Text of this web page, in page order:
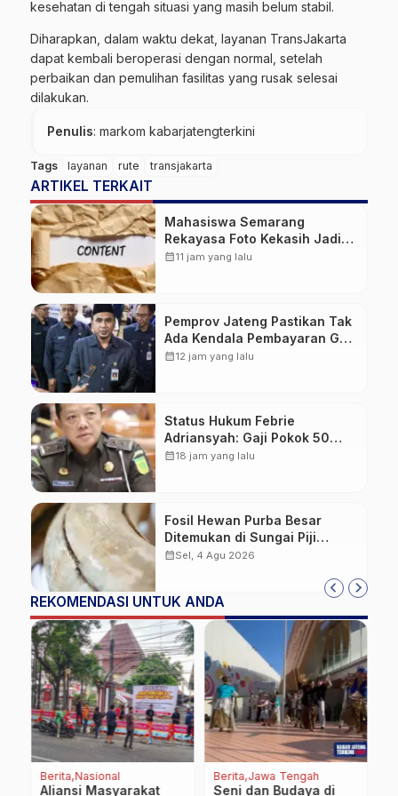
kesehatan di tengah situasi yang masih belum stabil.
Diharapkan, dalam waktu dekat, layanan TransJakarta
dapat kembali beroperasi dengan normal, setelah
perbaikan dan pemulihan fasilitas yang rusak selesai
dilakukan.
Penulis: markom kabarjatengterkini
Tags layanan rute transjakarta
ARTIKEL TERKAIT
Mahasiswa Semarang
Rekayasa Foto Kekasih Jadi
Konten Cabul karena Sakit
calendar_month11 jam yang lalu
Pemprov Jateng Pastikan Tak
Ada Kendala Pembayaran Gaji
ASN di Tengah Pemangkasan
calendar_month12 jam yang lalu
Status Hukum Febrie
Adriansyah: Gaji Pokok 50
Persen Tetap Mengalir,
calendar_month18 jam yang lalu
Fosil Hewan Purba Besar
Ditemukan di Sungai Piji
Kudus
calendar_monthSel, 4 Agu 2026
REKOMENDASI UNTUK ANDA
Berita Nasional
Aliansi Masyarakat
Berita Jawa Tengah
Seni dan Budaya di